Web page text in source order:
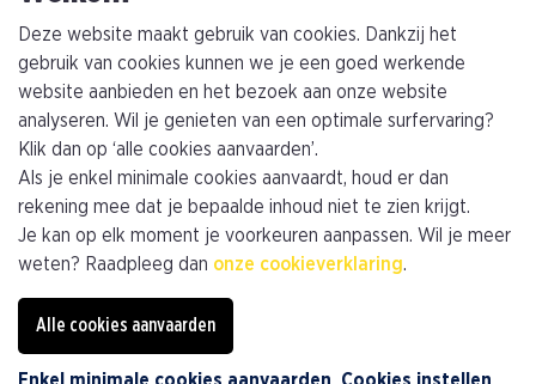
+32(0)89463794
info@kathagen.be
Vestiging
Kathagen N.V.
Toekomststraat 4
B-3960 Bree (Limburg)
Plan je route
Privacybeleid
Algemene voorwaarden
Deze website maakt gebruik van cookies. Dankzij het
gebruik van cookies kunnen we je een goed werkende
website aanbieden en het bezoek aan onze website
analyseren. Wil je genieten van een optimale surfervaring?
Klik dan op ‘alle cookies aanvaarden’.
Als je enkel minimale cookies aanvaardt, houd er dan
rekening mee dat je bepaalde inhoud niet te zien krijgt.
Je kan op elk moment je voorkeuren aanpassen. Wil je meer
weten? Raadpleeg dan onze cookieverklaring.
Alle cookies aanvaarden